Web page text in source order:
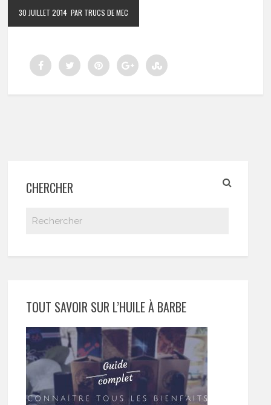
30 JUILLET 2014 PAR TRUCS DE MEC
CHERCHER
TOUT SAVOIR SUR L’HUILE À BARBE